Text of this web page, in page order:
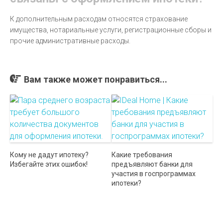
К дополнительным расходам относятся страхование
имущества, нотариальные услуги, регистрационные сборы и
прочие административные расходы.
Вам также может понравиться...
Кому не дадут ипотеку?
Избегайте этих ошибок!
Какие требования
предъявляют банки для
участия в госпрограммах
ипотеки?